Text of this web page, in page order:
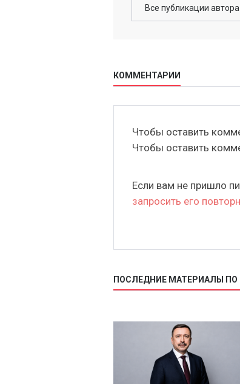
Все публикации автора
КОММЕНТАРИИ
Чтобы оставить
Чтобы оставить
Если вам не пришло
запросить его
ПОСЛЕДНИЕ МАТЕРИАЛЫ ПО